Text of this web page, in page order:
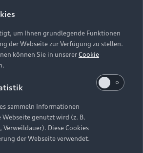
Hinweisgebersystem
Cookie-Einstellungen
Barrierefreiheit
Darstellung und Anordnung der
bei allen Abbildungen auf dieser
um Ihnen grundlegende Funktionen
der Webseite zur Verfügung zu stellen.
können Sie in unsererCookie
sammeln Informationen
Webseite genutzt wird (z. B.
Verweildauer). Diese Cookies
der Webseite verwendet.